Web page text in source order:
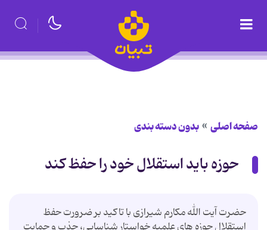
صفحه اصلی بدون دسته بندی
حوزه باید استقلال خود را حفظ کند
حضرت آیت الله مکارم شیرازی با تاکید بر ضرورت حفظ